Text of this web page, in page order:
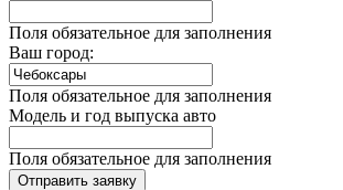
Поля обязательное для заполнения
Ваш город:
Поля обязательное для заполнения
Модель и год выпуска авто
Поля обязательное для заполнения
Отправить заявку